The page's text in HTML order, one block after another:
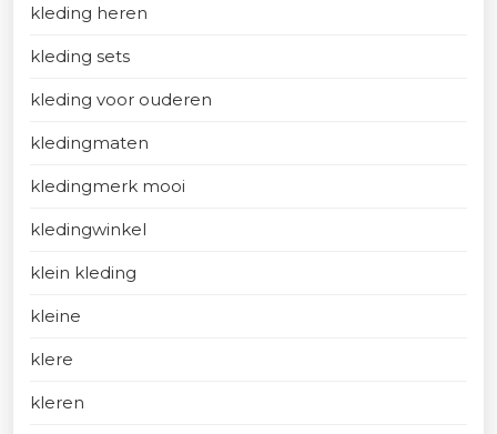
kleding heren
kleding sets
kleding voor ouderen
kledingmaten
kledingmerk mooi
kledingwinkel
klein kleding
kleine
klere
kleren